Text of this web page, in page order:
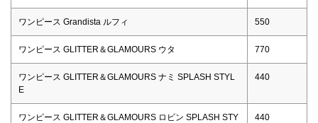
ワンピース Grandista ルフィ 550
ワンピース GLITTER＆GLAMOURS ウタ 770
ワンピース GLITTER＆GLAMOURS ナミ SPLASH STYL
E
440
ワンピース GLITTER＆GLAMOURS ロビン SPLASH STY
440